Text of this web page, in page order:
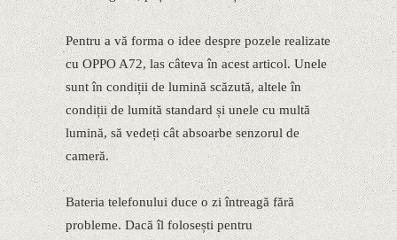
Pentru a vă forma o idee despre pozele realizate
cu OPPO A72, las câteva în acest articol. Unele
sunt în condiții de lumină scăzută, altele în
condiții de lumită standard și unele cu multă
lumină, să vedeți cât absoarbe senzorul de
cameră.
Bateria telefonului duce o zi întreagă fără
probleme. Dacă îl folosești pentru